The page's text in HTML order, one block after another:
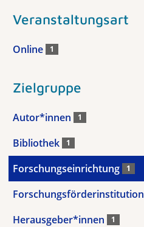
Veranstaltungsart
Online 1
Zielgruppe
Autor*innen 1
Bibliothek 1
Forschungseinrichtung 1
Forschungsförderinstitution
Herausgeber*innen 1